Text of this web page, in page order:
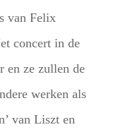
van Felix
concert in de
en ze zullen de
werken als
van Liszt en